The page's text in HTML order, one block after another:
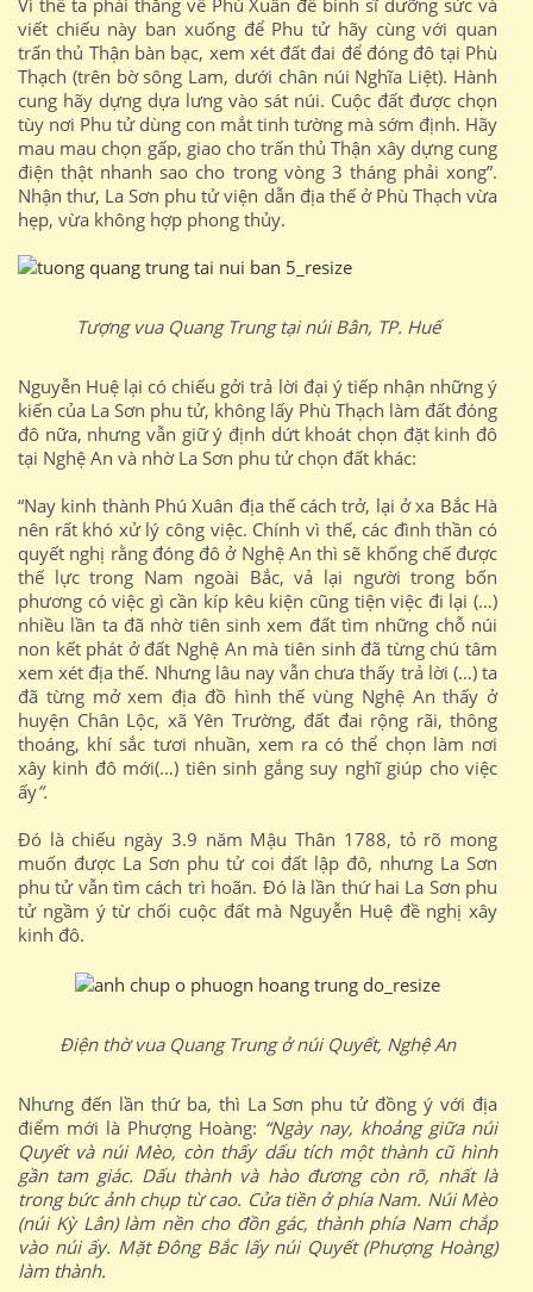
Vì thế ta phải thẳng về Phú Xuân để binh sĩ dưỡng sức và
viết chiếu này ban xuống để Phu tử hãy cùng với quan
trấn thủ Thận bàn bạc, xem xét đất đai để đóng đô tại Phù
Thạch (trên bờ sông Lam, dưới chân núi Nghĩa Liệt). Hành
cung hãy dựng dựa lưng vào sát núi. Cuộc đất được chọn
tùy nơi Phu tử dùng con mắt tinh tường mà sớm định. Hãy
mau mau chọn gấp, giao cho trấn thủ Thận xây dựng cung
điện thật nhanh sao cho trong vòng 3 tháng phải xong”.
Nhận thư, La Sơn phu tử viện dẫn địa thế ở Phù Thạch vừa
hẹp, vừa không hợp phong thủy.
Tượng vua Quang Trung tại núi Bân, TP. Huế
Nguyễn Huệ lại có chiếu gởi trả lời đại ý tiếp nhận những ý
kiến của La Sơn phu tử, không lấy Phù Thạch làm đất đóng
đô nữa, nhưng vẫn giữ ý định dứt khoát chọn đặt kinh đô
tại Nghệ An và nhờ La Sơn phu tử chọn đất khác:
“Nay kinh thành Phú Xuân địa thế cách trở, lại ở xa Bắc Hà
nên rất khó xử lý công việc. Chính vì thế, các đình thần có
quyết nghị rằng đóng đô ở Nghệ An thì sẽ khống chế được
thế lực trong Nam ngoài Bắc, vả lại người trong bốn
phương có việc gì cần kíp kêu kiện cũng tiện việc đi lại (…)
nhiều lần ta đã nhờ tiên sinh xem đất tìm những chỗ núi
non kết phát ở đất Nghệ An mà tiên sinh đã từng chú tâm
xem xét địa thế. Nhưng lâu nay vẫn chưa thấy trả lời (…) ta
đã từng mở xem địa đồ hình thế vùng Nghệ An thấy ở
huyện Chân Lộc, xã Yên Trường, đất đai rộng rãi, thông
thoáng, khí sắc tươi nhuần, xem ra có thể chọn làm nơi
xây kinh đô mới(…) tiên sinh gắng suy nghĩ giúp cho việc
ấy”.
Đó là chiếu ngày 3.9 năm Mậu Thân 1788, tỏ rõ mong
muốn được La Sơn phu tử coi đất lập đô, nhưng La Sơn
phu tử vẫn tìm cách trì hoãn. Đó là lần thứ hai La Sơn phu
tử ngầm ý từ chối cuộc đất mà Nguyễn Huệ đề nghị xây
kinh đô.
Điện thờ vua Quang Trung ở núi Quyết, Nghệ An
Nhưng đến lần thứ ba, thì La Sơn phu tử đồng ý với địa
điểm mới là Phượng Hoàng: “Ngày nay, khoảng giữa núi
Quyết và núi Mèo, còn thấy dấu tích một thành cũ hình
gần tam giác. Dấu thành và hào đương còn rõ, nhất là
trong bức ảnh chụp từ cao. Cửa tiền ở phía Nam. Núi Mèo
(núi Kỳ Lân) làm nền cho đồn gác, thành phía Nam chắp
vào núi ấy. Mặt Đông Bắc lấy núi Quyết (Phượng Hoàng)
làm thành.